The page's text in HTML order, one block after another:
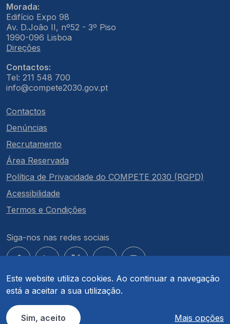
Este website utiliza cookies. Ao continuar a navegação
está a aceitar a sua utilização.
Sim, aceito Mais opções
Morada:
Edifício Expo 98
Av. D.João II, nº52 - 3º Piso
1990-096 Lisboa
Direções
Contactos:
Tel: 211 548 700
info@compete2030.gov.pt
Contactos
Denúncias
Recrutamento
Área Reservada
Política de Privacidade do COMPETE 2030 (RGPD)
Acessibilidade
Termos e Condições
Siga-nos nas redes sociais
© COMPETE 2030. Todos os direitos reservados.